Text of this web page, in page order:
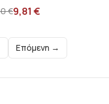
€9,81 €
Επόμενη →